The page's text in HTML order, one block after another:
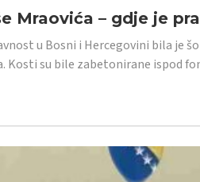
Mraovića – gdje je
u Bosni i Hercegovini bila je
Kosti su bile zabetonirane ispod